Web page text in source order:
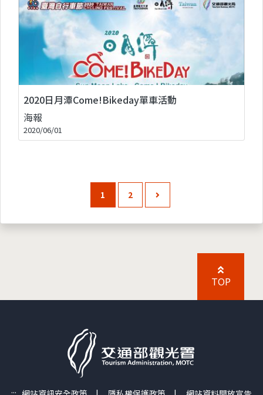
2020日月潭Come!Bikeday單車活動
海報
2020/06/01
1 2
TOP